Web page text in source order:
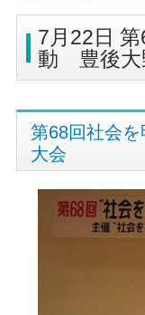
7月22日
動 豊後大
第68回社会
大会